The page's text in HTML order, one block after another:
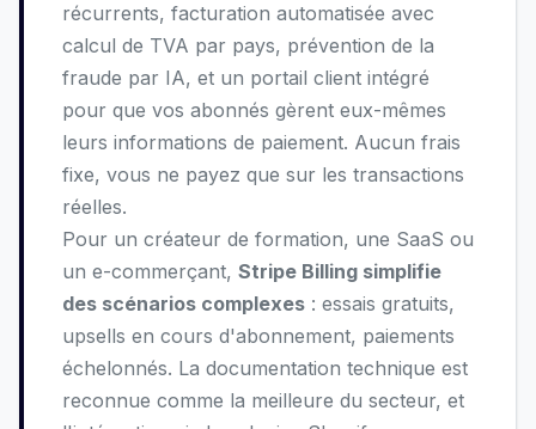
récurrents, facturation automatisée avec
calcul de TVA par pays, prévention de la
fraude par IA, et un portail client intégré
pour que vos abonnés gèrent eux-mêmes
leurs informations de paiement. Aucun frais
fixe, vous ne payez que sur les transactions
réelles.
Pour un créateur de formation, une SaaS ou
un e-commerçant, Stripe Billing simplifie
des scénarios complexes : essais gratuits,
upsells en cours d'abonnement, paiements
échelonnés. La documentation technique est
reconnue comme la meilleure du secteur, et